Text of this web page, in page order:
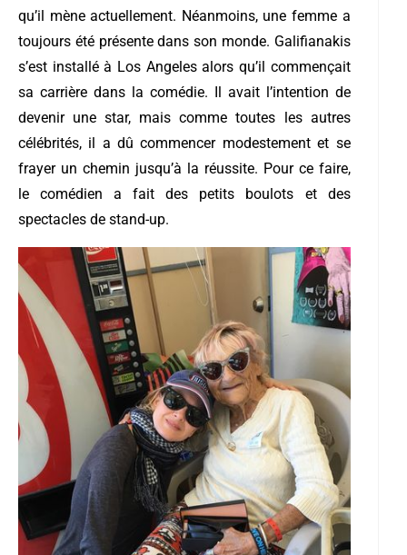
qu’il mène actuellement. Néanmoins, une femme a
toujours été présente dans son monde. Galifianakis
s’est installé à Los Angeles alors qu’il commençait
sa carrière dans la comédie. Il avait l’intention de
devenir une star, mais comme toutes les autres
célébrités, il a dû commencer modestement et se
frayer un chemin jusqu’à la réussite. Pour ce faire,
le comédien a fait des petits boulots et des
spectacles de stand-up.